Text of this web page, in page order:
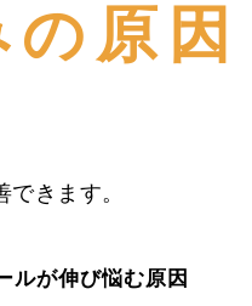
原因
きます。
ルが伸び悩む原因